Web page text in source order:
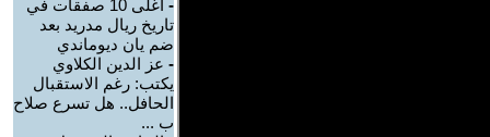
-
أغلى 10 صفقات في
تاريخ ريال مدريد بعد
ضم يان ديوماندي
- عز الدين الكلاوي
يكتب: رغم الاستقبال
الحافل.. هل تسرع صلاح
ب ...